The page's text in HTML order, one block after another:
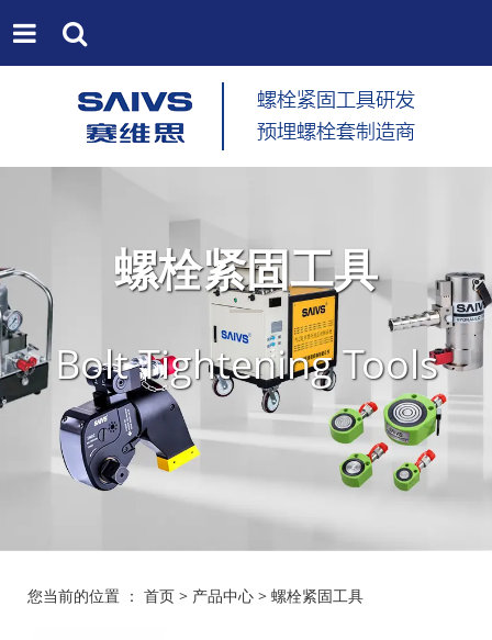
螺栓紧固工具
Bolt Tightening Tools
您当前的位置 ： 首页 > 产品中心 > 螺栓紧固工具